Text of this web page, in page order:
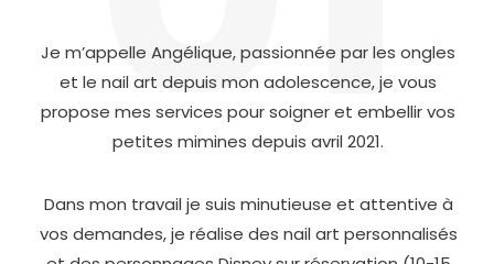
Je m’appelle Angélique, passionnée par les ongles
et le nail art depuis mon adolescence, je vous
propose mes services pour soigner et embellir vos
petites mimines depuis avril 2021.
Dans mon travail je suis minutieuse et attentive à
vos demandes, je réalise des nail art personnalisés